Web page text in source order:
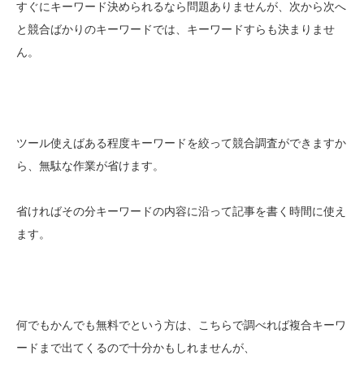
すぐにキーワード決められるなら問題ありませんが、次から次へ
と競合ばかりのキーワードでは、キーワードすらも決まりませ
ん。
ツール使えばある程度キーワードを絞って競合調査ができますか
ら、無駄な作業が省けます。
省ければその分キーワードの内容に沿って記事を書く時間に使え
ます。
何でもかんでも無料でという方は、こちらで調べれば複合キーワ
ードまで出てくるので十分かもしれませんが、